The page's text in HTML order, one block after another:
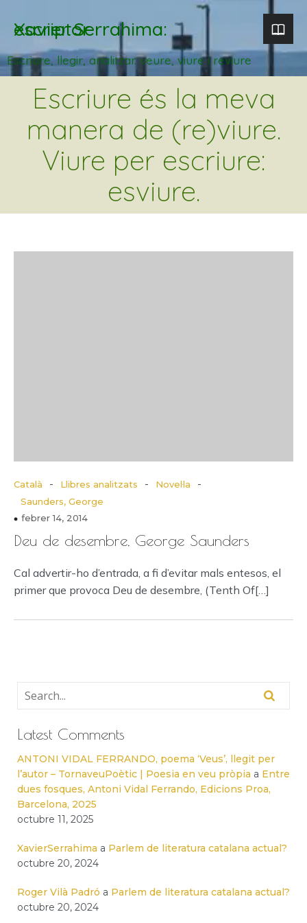
Xavier Serrahima: escriptor
Escriure, llegir, analitzar. veure, viure i reviure
Escriure és la meva
manera de (re)viure.
Viure per escriure:
esviure.
Català - Llibres analitzats - Novel·la -
Saunders, George
febrer 14, 2014
Deu de desembre, George Saunders
Cal advertir-ho d’entrada, a fi d’evitar mals entesos, el
primer que provoca Deu de desembre, (Tenth Of[…]
Latest Comments
ANTONI VIDAL FERRANDO, poema ‘Veus’, llegit per
l’autor – TornaveuPoètic | Poesia en veu pròpia a Entre
dues fosques, Antoni Vidal Ferrando, Edicions Proa,
Barcelona, 2025
octubre 11, 2025
XavierSerrahima a Parlem de literatura catalana actual?
octubre 20, 2024
Roger Vilà Padró a Parlem de literatura catalana actual?
octubre 20, 2024